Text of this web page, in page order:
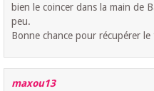
bien le coincer dans la main de
peu.
Bonne chance pour récupérer le
maxou13